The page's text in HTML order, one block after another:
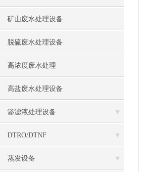
矿山废水处理设备
脱硫废水处理设备
高浓度废水处理
高盐废水处理设备
渗滤液处理设备
DTRO/DTNF
蒸发设备